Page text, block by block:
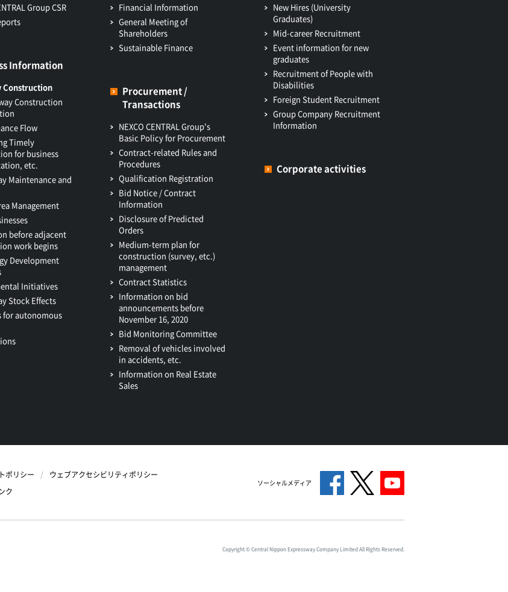
Group CSR
Information
Construction
Construction
Flow
Timely
for business
etc.
Maintenance and
Management
before adjacent
work begins
Development
Initiatives
Stock Effects
for autonomous
Financial Information
General Meeting of
Shareholders
Sustainable Finance
Procurement /
Transactions
NEXCO CENTRAL Group's
Basic Policy for Procurement
Contract-related Rules and
Procedures
Qualification Registration
Bid Notice / Contract
Information
Disclosure of Predicted
Orders
Medium-term plan for
construction (survey, etc.)
management
Contract Statistics
Information on bid
announcements before
November 16, 2020
Bid Monitoring Committee
Removal of vehicles involved
in accidents, etc.
Information on Real Estate
Sales
New Hires (University
Graduates)
Mid-career Recruitment
Event information for new
graduates
Recruitment of People with
Disabilities
Foreign Student Recruitment
Group Company Recruitment
Information
Corporate activities
ポリシー
ウェブアクセシビリティポリシー
ク
ソーシャルメディア
Copyright © Central Nippon Expressway Company Limited All Rights Reserved.